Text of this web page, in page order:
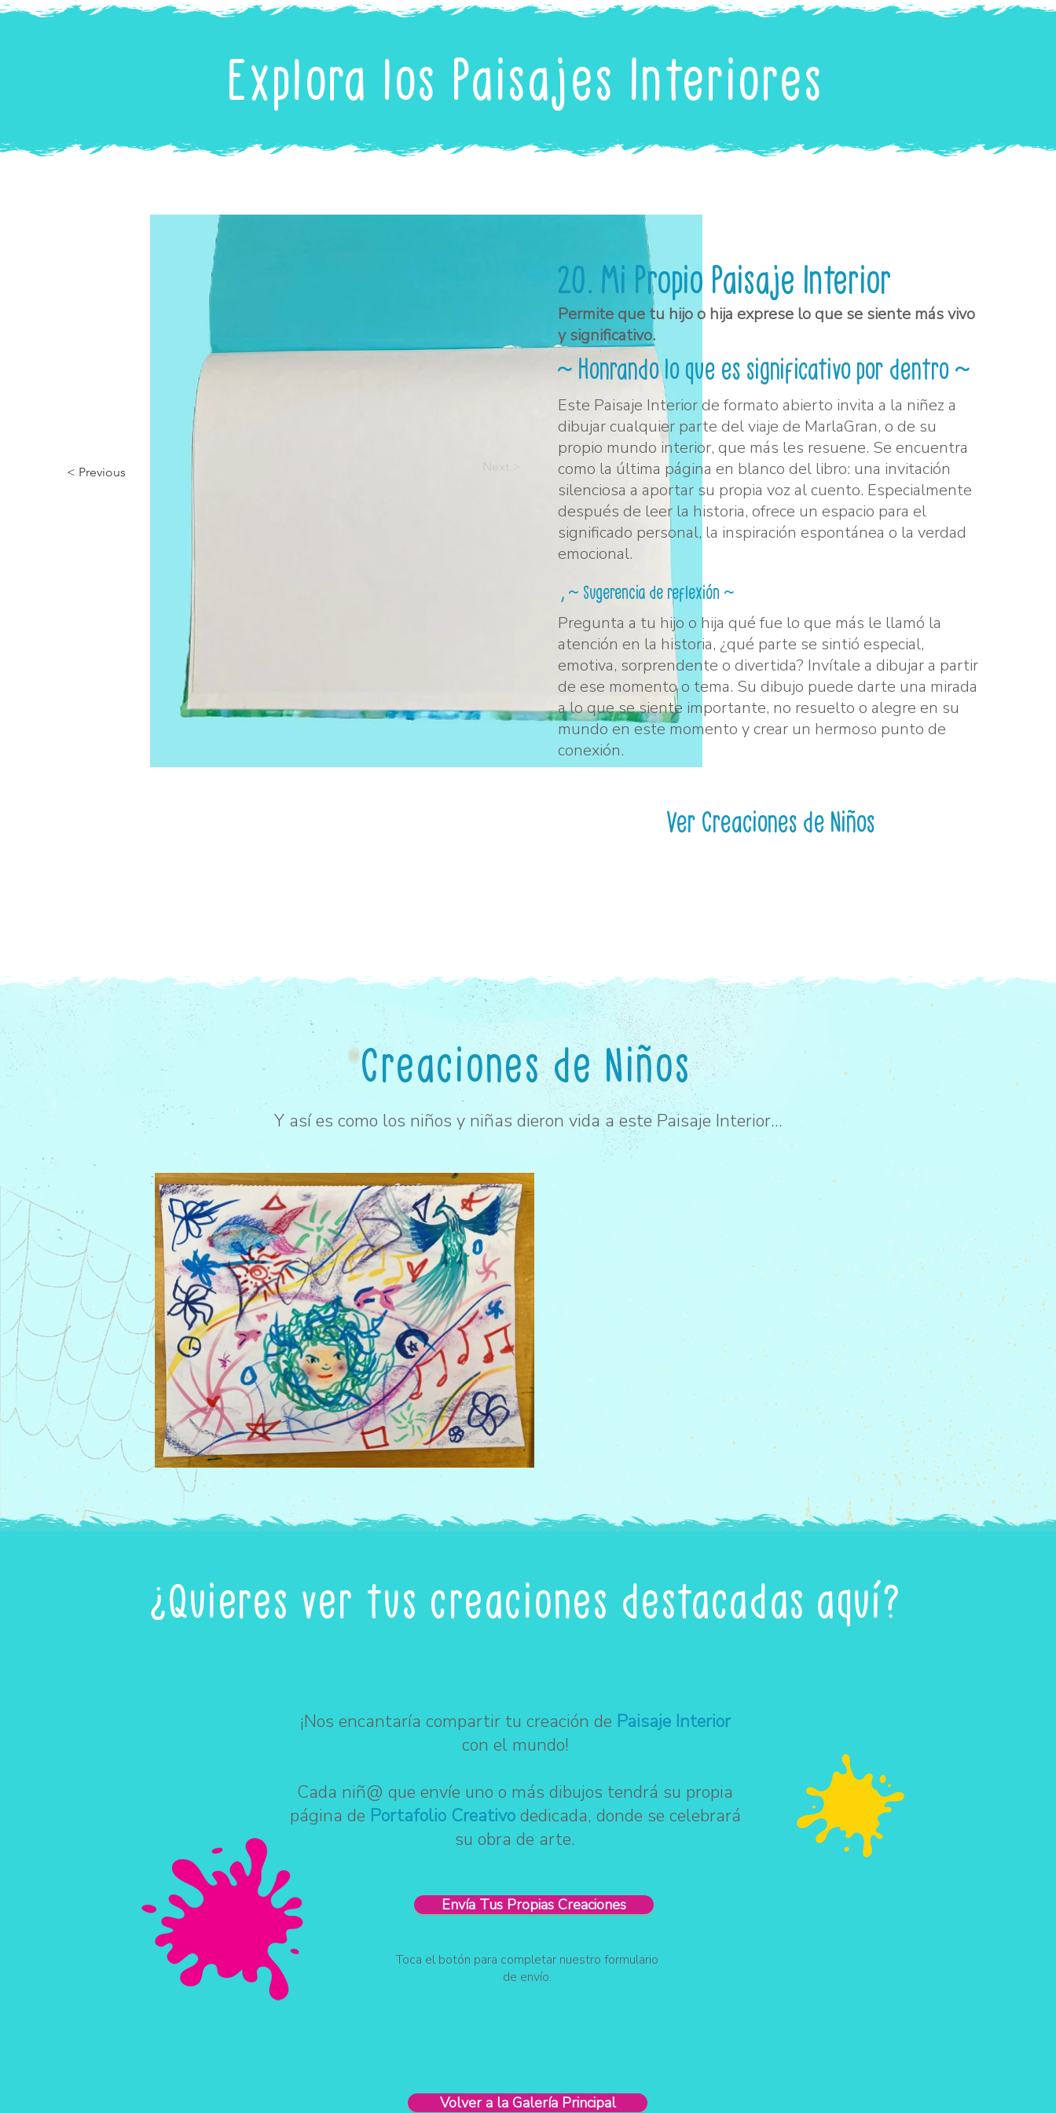
Explora los Paisajes Interiores
< Previous
20. Mi Propio Paisaje Interior
Permite que tu hijo o hija exprese lo que se siente más vivo
y significativo.
Next >
~ Honrando lo que es significativo por dentro ~
Este Paisaje Interior de formato abierto invita a la niñez a
dibujar cualquier parte del viaje de MarlaGran, o de su
propio mundo interior, que más les resuene. Se encuentra
como la última página en blanco del libro: una invitación
silenciosa a aportar su propia voz al cuento. Especialmente
después de leer la historia, ofrece un espacio para el
significado personal, la inspiración espontánea o la verdad
emocional.
, ~ Sugerencia de reflexión ~
Pregunta a tu hijo o hija qué fue lo que más le llamó la
atención en la historia, ¿qué parte se sintió especial,
emotiva, sorprendente o divertida? Invítale a dibujar a partir
de ese momento o tema. Su dibujo puede darte una mirada
a lo que se siente importante, no resuelto o alegre en su
mundo en este momento y crear un hermoso punto de
conexión.
Ver Creaciones de Niños
Creaciones de Niños
Y así es como los niños y niñas dieron vida a este Paisaje Interior…
¿Quieres ver tus creaciones destacadas aquí?
¡Nos encantaría compartir tu creación de Paisaje Interior
con el mundo!
Cada niñ@ que envíe uno o más dibujos tendrá su propia
página de Portafolio Creativodedicada, donde se celebrará
su obra de arte.
Envía Tus Propias Creaciones
Toca el botón para completar nuestro formulario
de envío.
Volver a la Galería Principal